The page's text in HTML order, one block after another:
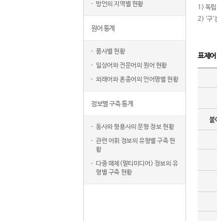
방언의 지역별 현황
원어 통계
품사별 현황
일상어와 전문어의 원어 현황
외래어와 혼종어의 언어명별 현황
정보별 구축 통계
동사와 형용사의 문형 정보 현황
관련 어휘 정보의 유형별 구축 현
황
다중 매체(멀티미디어) 정보의 유
형별 구축 현황
1) 독립
2) ‘구
표제
붙